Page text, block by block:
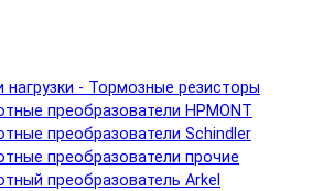
нагрузки - Тормозные резисторы
преобразователи HPMONT
преобразователи Schindler
преобразователи прочие
преобразователь Arkel